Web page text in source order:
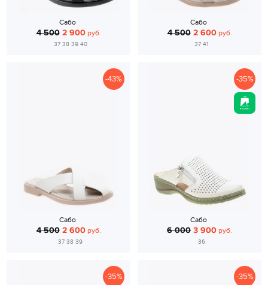
Сабо
4 500 2 900руб.
37 38 39 40
Сабо
4 500 2 600руб.
37 41
-43%
Сабо
4 500 2 600руб.
37 38 39
-35%
Сабо
6 000 3 900 руб.
36
-35% -35%